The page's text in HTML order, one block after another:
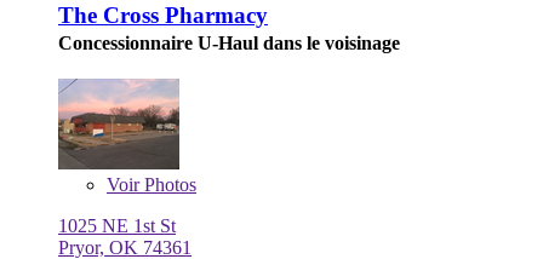
The Cross Pharmacy
Concessionnaire U-Haul dans le voisinage
VoirPhotos
1025 NE 1st St
Pryor, OK 74361